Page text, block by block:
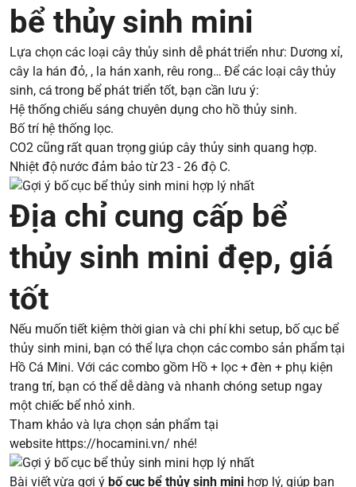
bể thủy sinh mini
Lựa chọn các loại cây thủy sinh dễ phát triển như: Dương xỉ,
cây la hán đỏ, , la hán xanh, rêu rong… Để các loại cây thủy
sinh, cá trong bể phát triển tốt, bạn cần lưu ý:
Hệ thống chiếu sáng chuyên dụng cho hồ thủy sinh.
Bố trí hệ thống lọc.
CO2 cũng rất quan trọng giúp cây thủy sinh quang hợp.
Nhiệt độ nước đảm bảo từ 23 - 26 độ C.
Địa chỉ cung cấp bể
thủy sinh mini đẹp, giá
tốt
Nếu muốn tiết kiệm thời gian và chi phí khi setup, bố cục bể
thủy sinh mini, bạn có thể lựa chọn các combo sản phẩm tại
Hồ Cá Mini. Với các combo gồm Hồ + lọc + đèn + phụ kiện
trang trí, bạn có thể dễ dàng và nhanh chóng setup ngay
một chiếc bể nhỏ xinh.
Tham khảo và lựa chọn sản phẩm tại
website https://hocamini.vn/ nhé!
Bài viết vừa gợi ý bố cục bể thủy sinh mini hợp lý, giúp bạn